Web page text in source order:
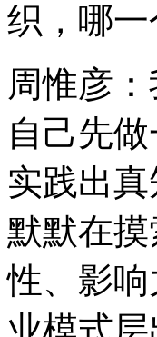
织，哪
周惟彦
自己先
实践出
默默在
性、影